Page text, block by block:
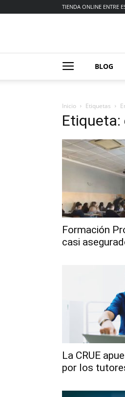
TIENDA ONLINE ENTRE
BLOG
Inicio Etiquetas
Etiqueta:
Formación
casi
La CRUE
por los